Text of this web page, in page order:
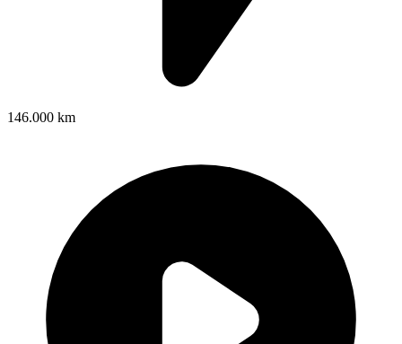
146.000 km